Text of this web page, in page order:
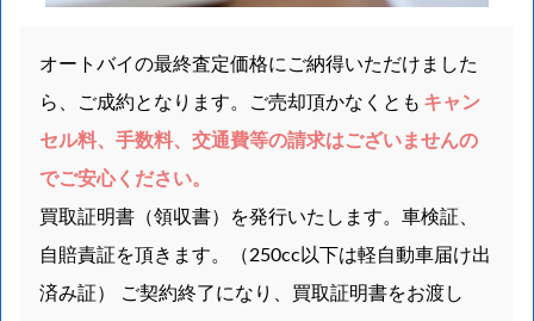
オートバイの最終査定価格にご納得いただけました
ら、ご成約となります。ご売却頂かなくとも キャン
セル料、手数料、交通費等の請求はございませんの
でご安心ください。
買取証明書（領収書）を発行いたします。車検証、
自賠責証を頂きます。（250cc以下は軽自動車届け出
済み証） ご契約終了になり、買取証明書をお渡し